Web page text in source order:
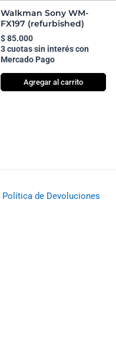
Walkman Sony WM-
FX197 (refurbished)
$85.000
3 cuotas sin interés con
Mercado Pago
Agregar al carrito
Política de Devoluciones